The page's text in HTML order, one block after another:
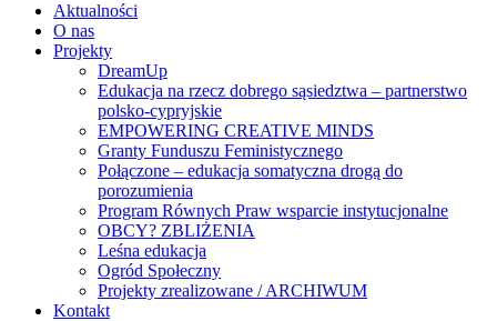
Aktualności
O nas
Projekty
DreamUp
Edukacja na rzecz dobrego sąsiedztwa – partnerstwo
polsko-cypryjskie
EMPOWERING CREATIVE MINDS
Granty Funduszu Feministycznego
Połączone – edukacja somatyczna drogą do
porozumienia
Program Równych Praw wsparcie instytucjonalne
OBCY? ZBLIŻENIA
Leśna edukacja
Ogród Społeczny
Projekty zrealizowane / ARCHIWUM
Kontakt